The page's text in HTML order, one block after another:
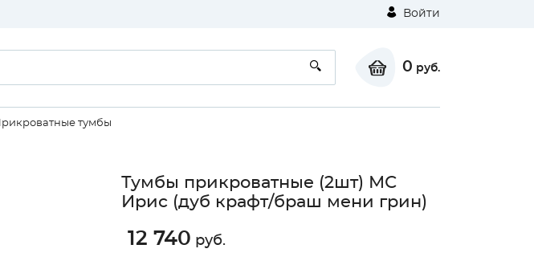
Войти
0 руб.
тумбы
Тумбы прикроватные (2шт) МС
Ирис (дуб крафт/браш мени грин)
12 740 руб.